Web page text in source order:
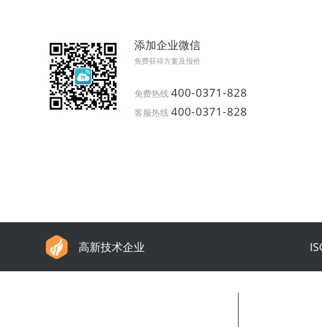
添加企业微信
免费获得方案及报价
免费热线 400-0371-828
客服热线 400-0371-828
高新技术企业